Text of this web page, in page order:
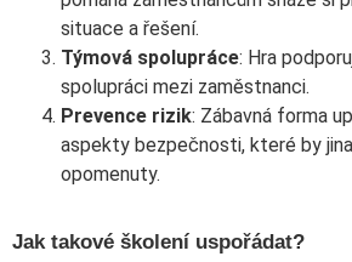
situace a řešení.
Týmová spolupráce: Hra
spolupráci mezi zaměstnanci.
Prevence rizik: Zábavná forma
aspekty bezpečnosti, které by
opomenuty.
Jak takové školení uspořádat?